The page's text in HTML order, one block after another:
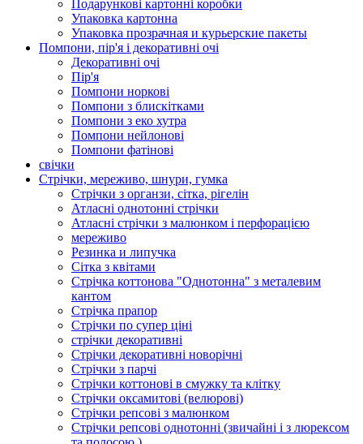
Подарункові картонні коробки
Упаковка картонна
Упаковка прозрачная и курьерские пакеты
Помпони, пір'я і декоративні очі
Декоративні очі
Пір'я
Помпони норкові
Помпони з блискітками
Помпони з еко хутра
Помпони нейлонові
Помпони фатінові
свічки
Стрічки, мереживо, шнури, гумка
Стрічки з органзи, сітка, рігелін
Атласні однотонні стрічки
Атласні стрічки з малюнком і перфорацією
мереживо
Резинка и липучка
Сітка з квітами
Стрічка коттонова "Однотонна" з металевим
кантом
Стрічка прапор
Стрічки по супер ціні
стрічки декоративні
Стрічки декоративні новорічні
Стрічки з парчі
Стрічки коттонові в смужку та клітку
Стрічки оксамитові (велюрові)
Стрічки репсові з малюнком
Стрічки репсові однотонні (звичайні і з люрексом